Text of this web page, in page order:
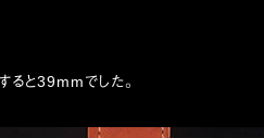
ると39mmでした。